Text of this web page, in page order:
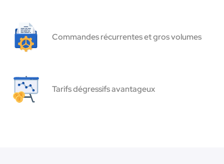
Commandes récurrentes et gros volumes
Tarifs dégressifs avantageux